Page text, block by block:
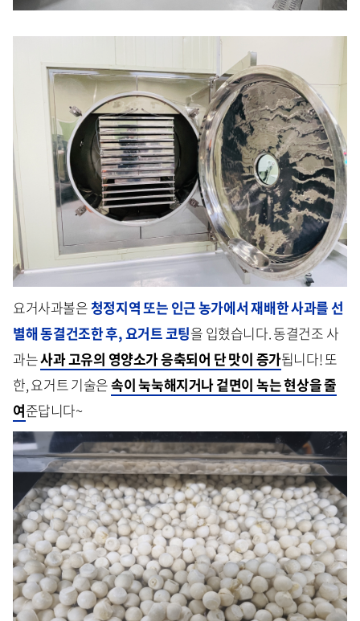
요거사과볼은청정지역 또는 인근 농가에서 재배한 사과를 선
별해 동결건조한 후, 요거트 코팅을 입혔습니다. 동결건조 사
과는사과 고유의 영양소가 응축되어 단 맛이 증가됩니다! 또
한, 요거트 기술은속이 눅눅해지거나 겉면이 녹는 현상을 줄
여준답니다~